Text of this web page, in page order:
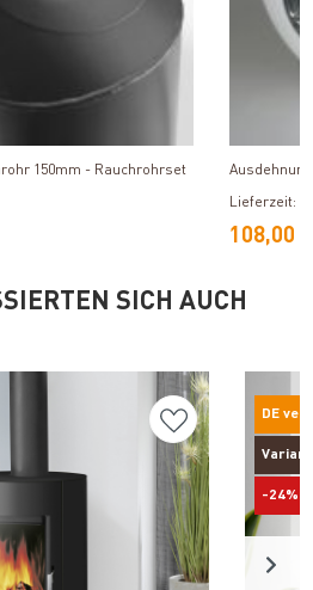
150mm - Rauchrohrset
Lieferzeit: 1
108,00
SICH AUCH
DE
-24%